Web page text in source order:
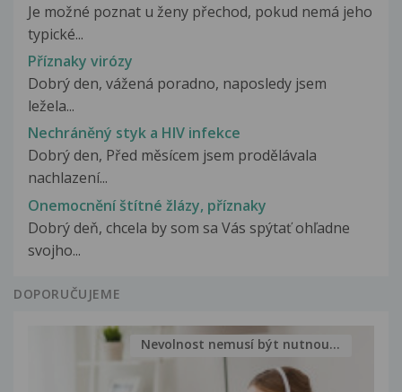
Je možné poznat u ženy přechod, pokud nemá jeho
typické...
Příznaky virózy
Dobrý den, vážená poradno, naposledy jsem
ležela...
Nechráněný styk a HIV infekce
Dobrý den, Před měsícem jsem prodělávala
nachlazení...
Onemocnění štítné žlázy, příznaky
Dobrý deň, chcela by som sa Vás spýtať ohľadne
svojho...
DOPORUČUJEME
Nevolnost nemusí být nutnou...